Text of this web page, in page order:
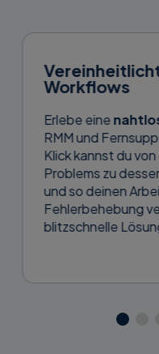
Workflows
Erlebe eine
RMM und
Klick kannst du
Problems zu
und so deinen
Fehlerbehebung
blitzschnelle